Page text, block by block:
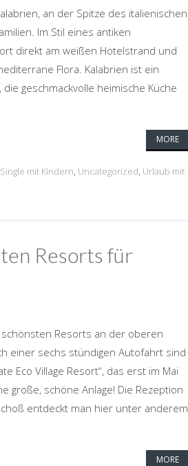
an der Spitze des italienischen
Im Stil eines antiken
direkt am weißen Hotelstrand und
Flora. Kalabrien ist ein
geschmackvolle heimische Küche
MORE
Single mit Kindern, Uncategorized, Urlaub mit
Resorts für
Resorts an der oberen
einer sechs stündigen Autofahrt sind
Eco Village Resort“, das erst im Mai
große, schöne Anlage! Die Rezeption
entdeckt man hier unter anderem
MORE